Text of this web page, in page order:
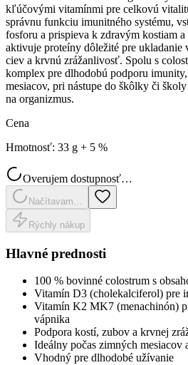
kľúčovými vitamínmi pre celkovú
správnu funkciu imunitného systému,
fosforu a prispieva k zdravým kostiam
aktivuje proteíny dôležité pre ukladanie
ciev a krvnú zrážanlivosť. Spolu s
komplex pre dlhodobú podporu
mesiacov, pri nástupe do škôlky či
na organizmus.
Cena
Hmotnosť: 33 g + 5 %
Overujem dostupnosť…
Načítavam…
Rýchly nákup
Hlavné prednosti
100 % bovinné colostrum s
Vitamín D3 (cholekalciferol) pre
Vitamín K2 MK7 (menachinón)
vápnika
Podpora kostí, zubov a krvnej
Ideálny počas zimných mesiacov
Vhodný pre dlhodobé užívanie